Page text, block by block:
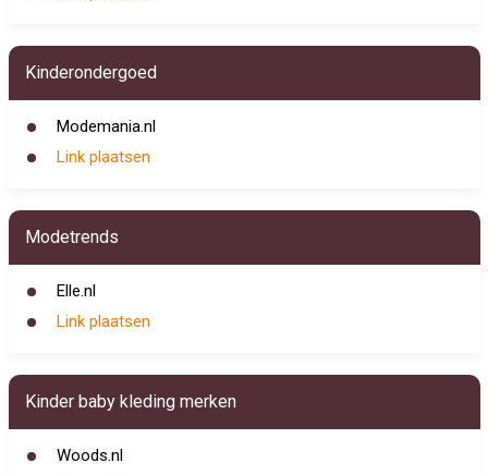
Kinderondergoed
Modemania.nl
Link plaatsen
Modetrends
Elle.nl
Link plaatsen
Kinder baby kleding merken
Woods.nl